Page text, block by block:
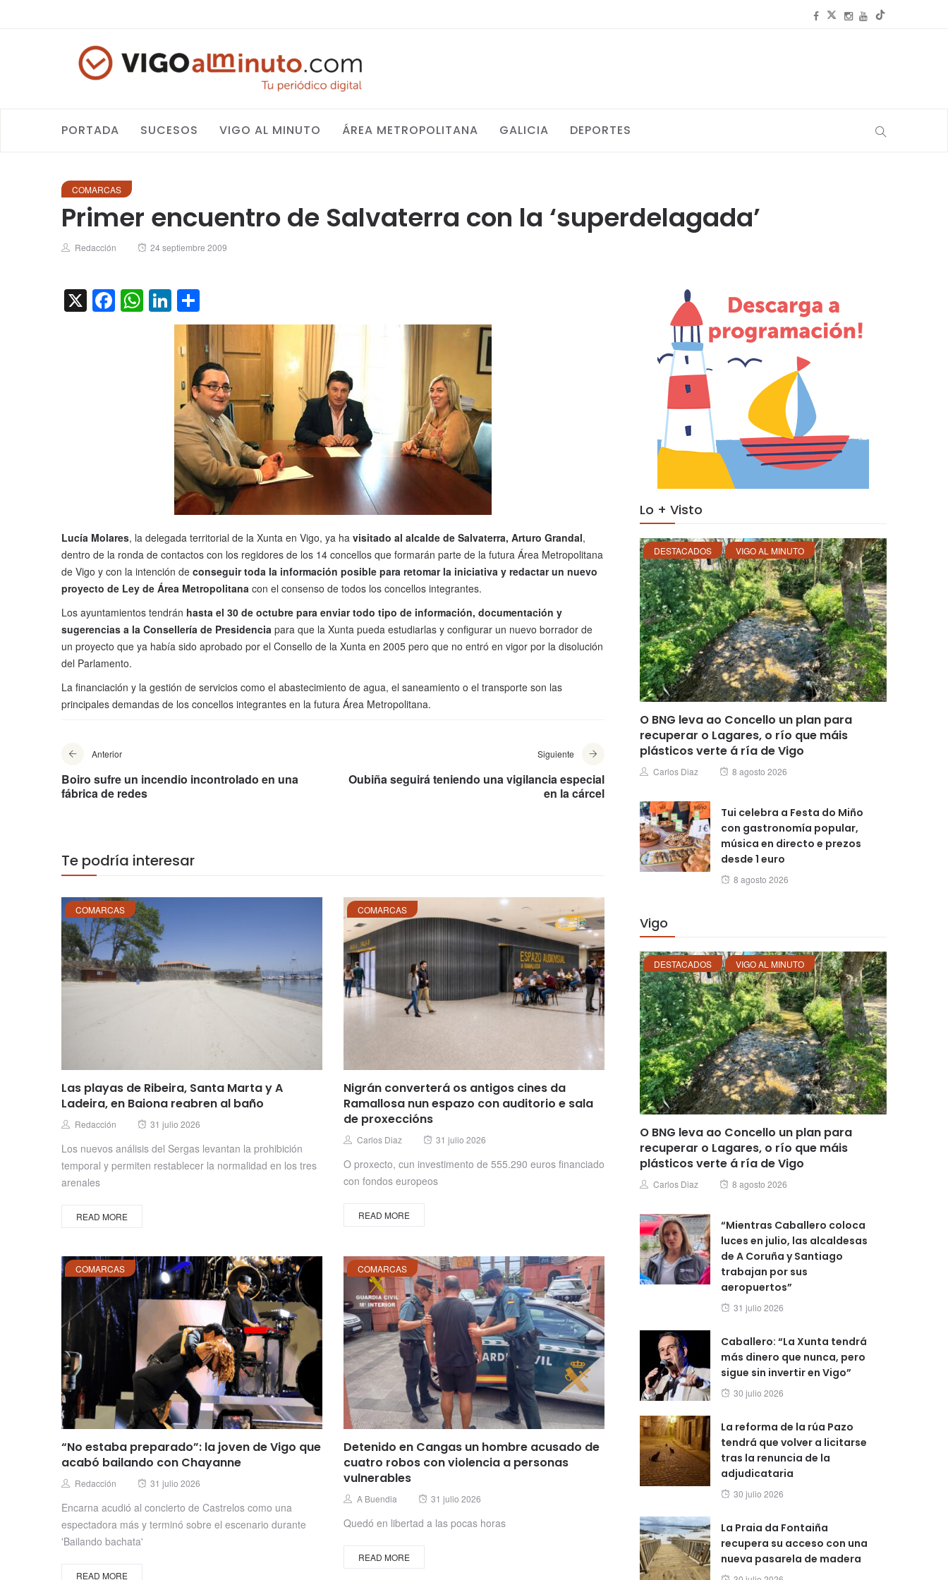
PORTADA SUCESOS VIGO AL MINUTO ÁREA METROPOLITANA GALICIA DEPORTES
COMARCAS
Primer encuentro de Salvaterra con la ‘superdelagada’
Author
Redacción
Posted
24 septiembre 2009
X Facebook
WhatsApp
LinkedIn
Lucía Molares, la delegada territorial de la Xunta en Vigo, ya ha visitado al alcalde de Salvaterra, Arturo Grandal,
dentro de la ronda de contactos con los regidores de los 14 concellos que formarán parte de la futura Área Metropolitana
de Vigo y con la intención de conseguir toda la información posible para retomar la iniciativa y redactar un nuevo
proyecto de Ley de Área Metropolitana con el consenso de todos los concellos integrantes.
Los ayuntamientos tendrán hasta el 30 de octubre para enviar todo tipo de información, documentación y
sugerencias a la Consellería de Presidencia para que la Xunta pueda estudiarlas y configurar un nuevo borrador de
un proyecto que ya había sido aprobado por el Consello de la Xunta en 2005 pero que no entró en vigor por la disolución
del Parlamento.
La financiación y la gestión de servicios como el abastecimiento de agua, el saneamiento o el transporte son las
principales demandas de los concellos integrantes en la futura Área Metropolitana.
Anterior
Boiro sufre un incendio incontrolado en una
fábrica de redes
Siguiente
Oubiña seguirá teniendo una vigilancia especial
en la cárcel
Te podría interesar
COMARCAS
Las playas de Ribeira, Santa Marta y A
Ladeira, en Baiona reabren al baño
Author
Redacción
Posted
31 julio 2026
Los nuevos análisis del Sergas levantan la prohibición
temporal y permiten restablecer la normalidad en los tres
arenales
READ MORE
COMARCAS
Nigrán converterá os antigos cines da
Ramallosa nun espazo con auditorio e sala
de proxeccións
Author
Carlos Diaz
Posted
31 julio 2026
O proxecto, cun investimento de 555.290 euros financiado
con fondos europeos
READ MORE
COMARCAS
“No estaba preparado”: la joven de Vigo que
acabó bailando con Chayanne
Author
Redacción
Posted
31 julio 2026
Encarna acudió al concierto de Castrelos como una
espectadora más y terminó sobre el escenario durante
'Bailando bachata'
READ MORE
COMARCAS
Detenido en Cangas un hombre acusado de
cuatro robos con violencia a personas
vulnerables
Author
A Buendia
Posted
31 julio 2026
Quedó en libertad a las pocas horas
READ MORE
Lo + Visto
DESTACADOS VIGO AL MINUTO
O BNG leva ao Concello un plan para
recuperar o Lagares, o río que máis
plásticos verte á ría de Vigo
Author
Carlos Diaz
Posted
8 agosto 2026
Tui celebra a Festa do Miño
con gastronomía popular,
música en directo e prezos
desde 1 euro
Posted
8 agosto 2026
Vigo
DESTACADOS VIGO AL MINUTO
O BNG leva ao Concello un plan para
recuperar o Lagares, o río que máis
plásticos verte á ría de Vigo
Author
Carlos Diaz
Posted
8 agosto 2026
“Mientras Caballero coloca
luces en julio, las alcaldesas
de A Coruña y Santiago
trabajan por sus
aeropuertos”
Posted
31 julio 2026
Caballero: “La Xunta tendrá
más dinero que nunca, pero
sigue sin invertir en Vigo”
Posted
30 julio 2026
La reforma de la rúa Pazo
tendrá que volver a licitarse
tras la renuncia de la
adjudicataria
Posted
30 julio 2026
La Praia da Fontaiña
recupera su acceso con una
nueva pasarela de madera